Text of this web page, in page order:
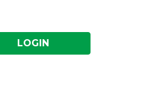
LOGIN